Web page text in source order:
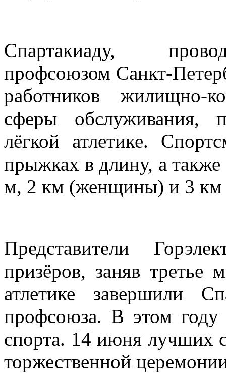
Спартакиаду,
профсоюзом Санкт-
работников жилищно-
сферы обслуживания,
лёгкой атлетике.
прыжках в длину, а
м, 2 км (женщины) и 3
Представители
призёров, заняв третье
атлетике завершили
профсоюза. В этом
спорта. 14 июня лучших
торжественной